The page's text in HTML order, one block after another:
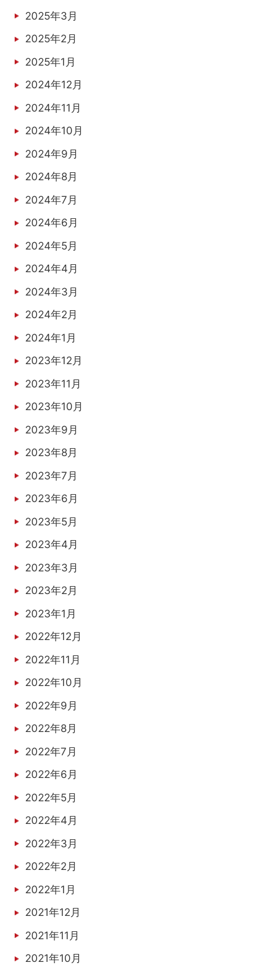
2025年3月
2025年2月
2025年1月
2024年12月
2024年11月
2024年10月
2024年9月
2024年8月
2024年7月
2024年6月
2024年5月
2024年4月
2024年3月
2024年2月
2024年1月
2023年12月
2023年11月
2023年10月
2023年9月
2023年8月
2023年7月
2023年6月
2023年5月
2023年4月
2023年3月
2023年2月
2023年1月
2022年12月
2022年11月
2022年10月
2022年9月
2022年8月
2022年7月
2022年6月
2022年5月
2022年4月
2022年3月
2022年2月
2022年1月
2021年12月
2021年11月
2021年10月